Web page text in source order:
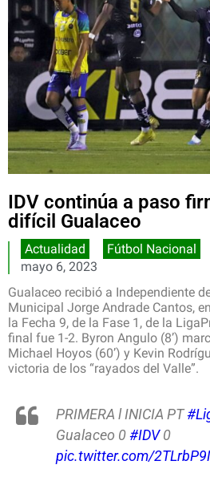
IDV continúa a paso
difícil Gualaceo
Actualidad Fútbol Nacional
mayo 6, 2023
Gualaceo recibió a Independiente
Municipal Jorge Andrade Cantos,
la Fecha 9, de la Fase 1, de la
final fue 1-2. Byron Angulo (8’)
Michael Hoyos (60’) y Kevin
victoria de los “rayados del Valle”.
PRIMERA l INICIA PT
Gualaceo 0#IDV0
pic.twitter.com/